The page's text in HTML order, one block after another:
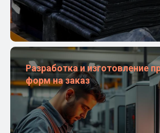
Разработка и изготовление
форм на заказ